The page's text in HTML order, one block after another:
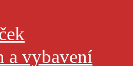
a vybavení